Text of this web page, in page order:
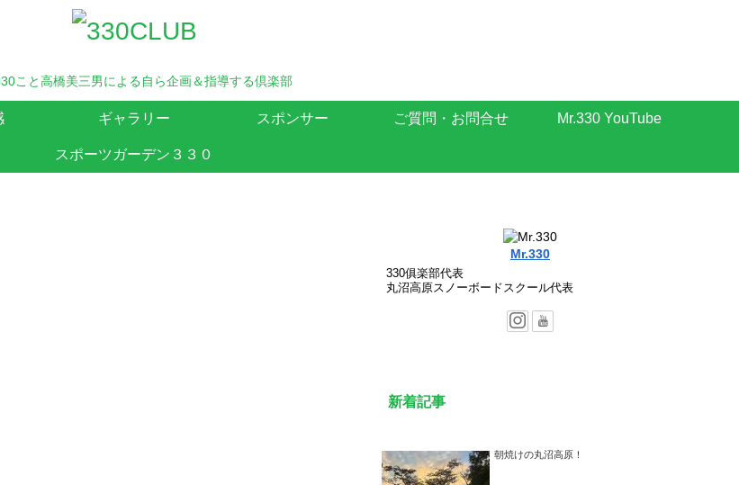
こと高橋美三男による自ら企画＆指導する倶楽部
ギャラリー スポンサー ご質問・お問合せ Mr.330 YouTube
スポーツガーデン３３０
Mr.330
330俱楽部代表
丸沼高原スノーボードスクール代表
新着記事
朝焼けの丸沼高原！